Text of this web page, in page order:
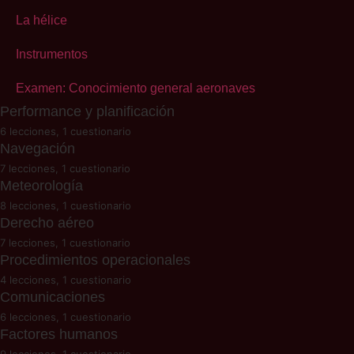
Superficies de control
Estabilidad
Aerodinámica de flaps
Examen: Principios de vuelo
La hélice
Instrumentos
Examen: Conocimiento general aeronaves
Performance y planificación
Performance: Introducción
Carga y centrado
Limitaciones operacionales
Altitud y densidad
Problemas de performance
Examen: Performance
6 lecciones, 1 cuestionario
Navegación
Navegación: Introducción
La Tierra
La brújula
Cartografía
Técnicas de navegación
7 lecciones, 1 cuestionario
Meteorología
Meteorología: Introducción
La atmósfera de la Tierra
Circulación atmosférica
El viento
8 lecciones, 1 cuestionario
Derecho aéreo
Derecho aéreo: Introducción
Convenio de Chicago
Normativa española de aeronaves
7 lecciones, 1 cuestionario
Procedimientos operacionales
Procedimientos: Introducción
Procedimientos de socorro y urgencia
4 lecciones, 1 cuestionario
Comunicaciones
Comunicaciones: Introducción
6 lecciones, 1 cuestionario
Factores humanos